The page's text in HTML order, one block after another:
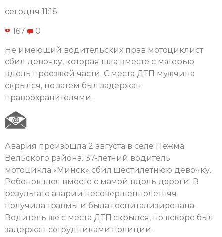
сегодня 11:18
167 0
Не имеющий водительских прав мотоциклист
сбил девочку, которая шла вместе с матерью
вдоль проезжей части. С места ДТП мужчина
скрылся, но затем был задержан
правоохранителями.
Авария произошла 2 августа в селе Пежма
Вельского района. 37-летний водитель
мотоцикла «Минск» сбил шестилетнюю девочку.
Ребенок шел вместе с мамой вдоль дороги. В
результате аварии несовершеннолетняя
получила травмы и была госпитализирована.
Водитель же с места ДТП скрылся, но вскоре был
задержан сотрудниками полиции.